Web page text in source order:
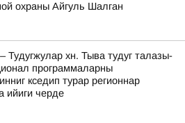
охраны Айгуль Шалган
Тудугжулар хн. Тыва тудуг талазы-
программаларны
кседип турар регионнар
ийиги черде